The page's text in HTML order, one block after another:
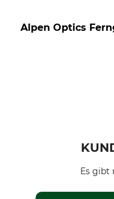
Alpen Optics
Es gibt